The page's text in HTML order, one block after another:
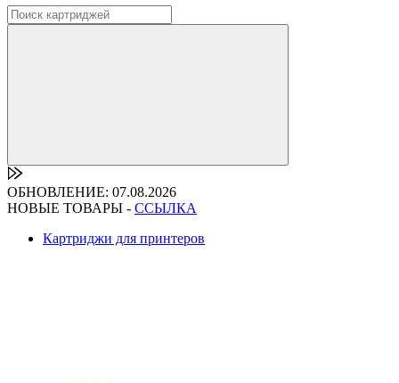
ОБНОВЛЕНИЕ: 07.08.2026
НОВЫЕ ТОВАРЫ - ССЫЛКА
Картриджи для принтеров